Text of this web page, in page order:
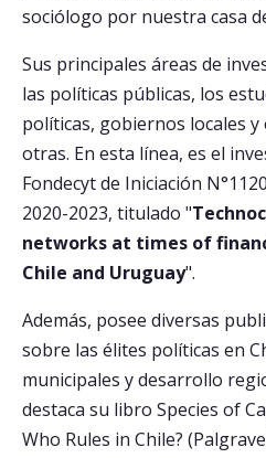
sociólogo por nuestra casa
Sus principales áreas de
las políticas públicas, los
políticas, gobiernos locales
otras. En esta línea, es el
Fondecyt de Iniciación
2020-2023, titulado "
networks at times of
Chile and Uruguay".
Además, posee diversas
sobre las élites políticas en
municipales y desarrollo
destaca su libro Species of
Who Rules in Chile?